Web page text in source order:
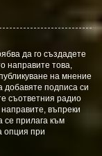
да го създадете
направите това,
на мнение
добавяте подписа си
съответния радио
въпреки
се прилага към
опция при